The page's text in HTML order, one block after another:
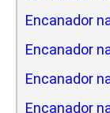
Encanador
Encanador
Encanador
Encanador